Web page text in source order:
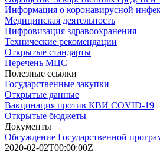
Информация о коронавирусной
Медицинская деятельность
Цифровизация здравоохранения
Технические рекомендации
Открытые стандарты
Перечень МЦС
Полезные ссылки
Государственные закупки
Открытые данные
Вакцинация против КВИ COVID-19
Открытые бюджеты
Документы
Обсуждение Государственной
2020-02-02T00:00:00Z